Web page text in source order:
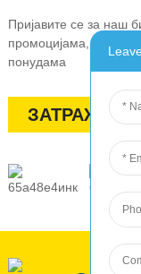
Пријавите се за наш
промоцијама,
понудама
ЗАТРАЖИТЕ